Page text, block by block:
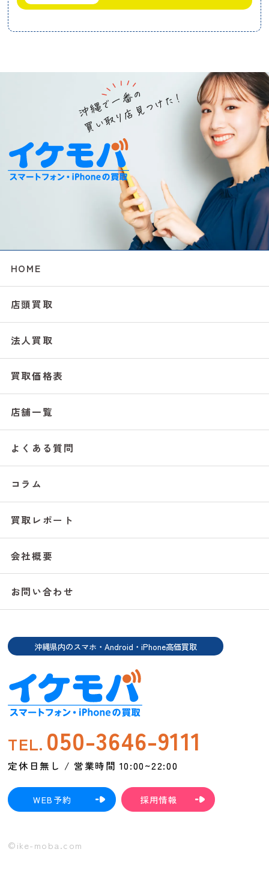
HOME
店頭買取
法人買取
買取価格表
店舗一覧
よくある質問
コラム
買取レポート
会社概要
お問い合わせ
沖縄県内のスマホ・Android・iPhone高価買取
TEL. 050-3646-9111
定休日無し / 営業時間 10:00~22:00
WEB予約 採用情報
©ike-moba.com